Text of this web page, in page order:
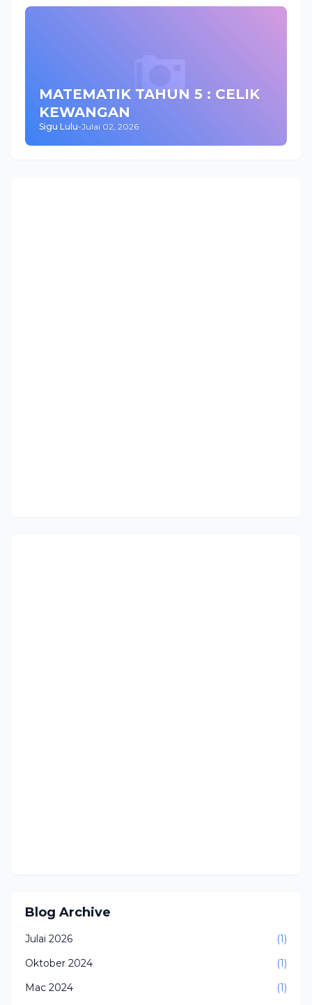
MATEMATIK TAHUN 5 : CELIK
KEWANGAN
Sigu Lulu-Julai 02, 2026
Blog Archive
Julai 2026
(1)
Oktober 2024
(1)
Mac 2024
(1)